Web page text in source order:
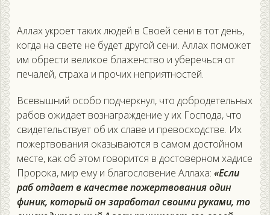
Аллах укроет таких людей в Своей сени в тот день,
когда на свете не будет другой сени. Аллах поможет
им обрести великое блаженство и уберечься от
печалей, страха и прочих неприятностей.
Всевышний особо подчеркнул, что добродетельных
рабов ожидает вознаграждение у их Господа, что
свидетельствует об их славе и превосходстве. Их
пожертвования оказываются в самом достойном
месте, как об этом говорится в достоверном хадисе
Пророка, мир ему и благословение Аллаха: «Если
раб отдает в качестве пожертвования один
финик, который он заработал своими руками, то